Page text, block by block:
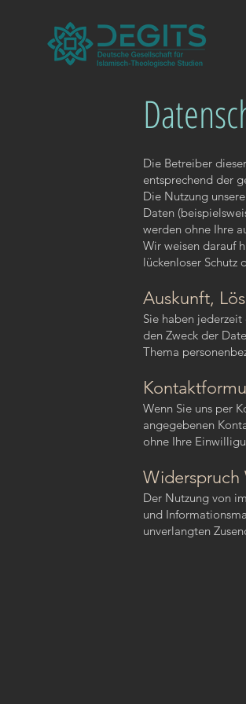
Die Betreiber
entsprechend der
Die Nutzung
Daten
werden ohne Ihre
Wir weisen darauf
lückenloser
Auskunft,
Sie haben
den Zweck der
Thema
Wenn Sie uns per
angegebenen
ohne Ihre
Widerspruch
Der Nutzung von
und
unverlangten